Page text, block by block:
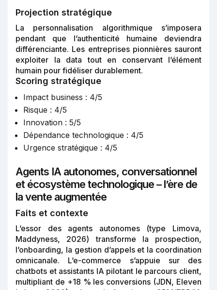
Projection stratégique
La personnalisation algorithmique s’imposera
pendant que l’authenticité humaine deviendra
différenciante. Les entreprises pionnières sauront
exploiter la data tout en conservant l’élément
humain pour fidéliser durablement.
Scoring stratégique
Impact business : 4/5
Risque : 4/5
Innovation : 5/5
Dépendance technologique : 4/5
Urgence stratégique : 4/5
Agents IA autonomes, conversationnel
et écosystème technologique – l’ère de
la vente augmentée
Faits et contexte
L’essor des agents autonomes (type Limova,
Maddyness, 2026) transforme la prospection,
l’onboarding, la gestion d’appels et la coordination
omnicanale. L’e-commerce s’appuie sur des
chatbots et assistants IA pilotant le parcours client,
multipliant de +18 % les conversions (JDN, Eleven